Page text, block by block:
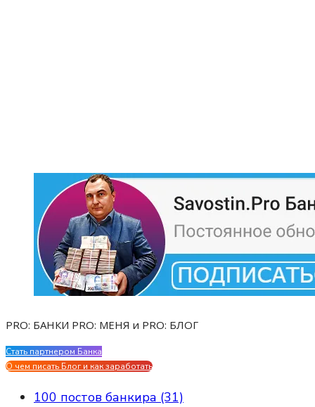
PRO: БАНКИ PRO: МЕНЯ и PRO: БЛОГ
Стать партнером Банка
О чем писать Блог и как заработать
100 постов банкира (31)